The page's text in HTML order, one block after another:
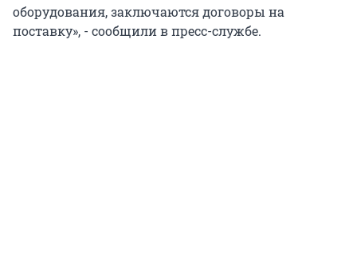
оборудования, заключаются договоры на
поставку», - сообщили в пресс-службе.